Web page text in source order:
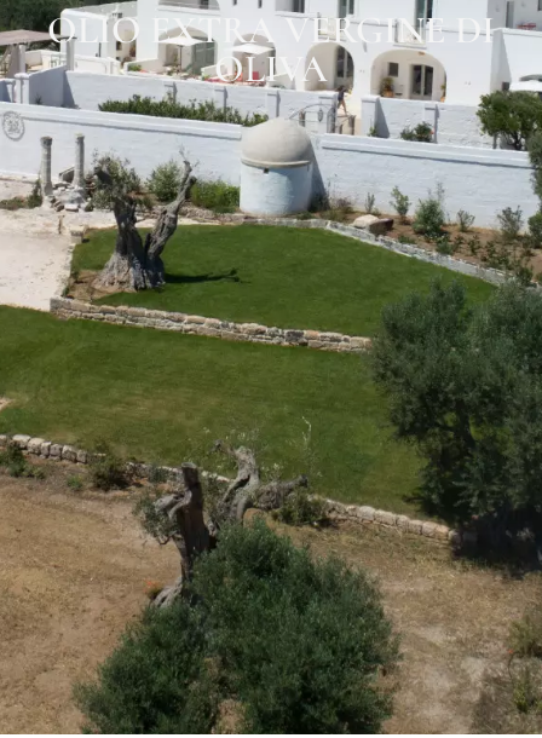
OLIO EXTRA VERGINE DI
OLIVA